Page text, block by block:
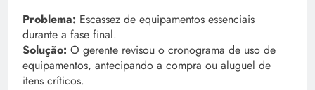
Problema: Escassez de equipamentos essenciais
durante a fase final.
Solução: O gerente revisou o cronograma de uso de
equipamentos, antecipando a compra ou aluguel de
itens críticos.